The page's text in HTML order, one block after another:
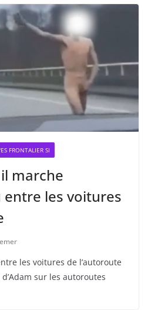
FRONTALIER SI
marche
les voitures
les voitures de l’autoroute
sur les autoroutes